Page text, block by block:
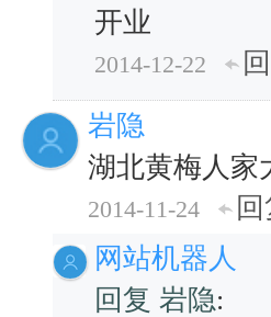
开业
2014-12-22
岩隐
湖北黄梅人家
2014-11-24
回
网站机器人
回复 岩隐: